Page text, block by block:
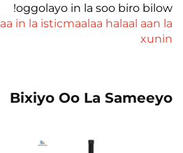
oggolayo in la soo biro bilow!
in la isticmaalaa halaal aan la
xunin
Bixiyo Oo La Sameeyo